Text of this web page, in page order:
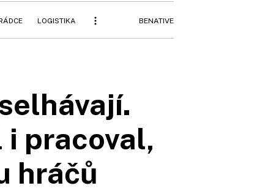
LOGISTIKA BENATIVE
pracoval,
hráčů